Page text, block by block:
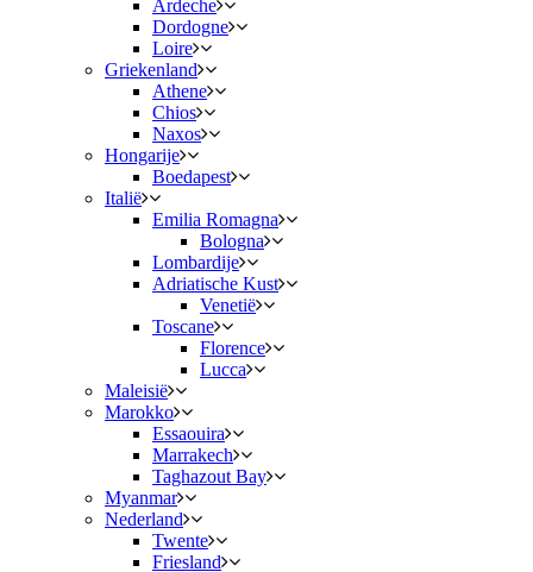
Ardeche
Dordogne
Loire
Griekenland
Athene
Chios
Naxos
Hongarije
Boedapest
Italië
Emilia Romagna
Bologna
Lombardije
Adriatische Kust
Venetië
Toscane
Florence
Lucca
Maleisië
Marokko
Essaouira
Marrakech
Taghazout Bay
Myanmar
Nederland
Twente
Friesland